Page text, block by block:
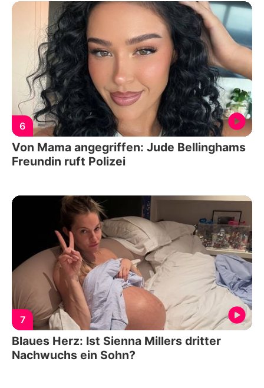
6
Von Mama angegriffen: Jude Bellinghams
Freundin ruft Polizei
7
Blaues Herz: Ist Sienna Millers dritter
Nachwuchs ein Sohn?